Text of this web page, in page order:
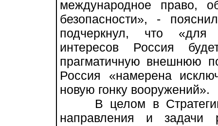
международное право,
безопасности», -
подчеркнул, что «для
интересов Россия
прагматичную внешнюю
Россия «намерена
новую гонку вооружений».
В целом в Стратегии
направления и задачи